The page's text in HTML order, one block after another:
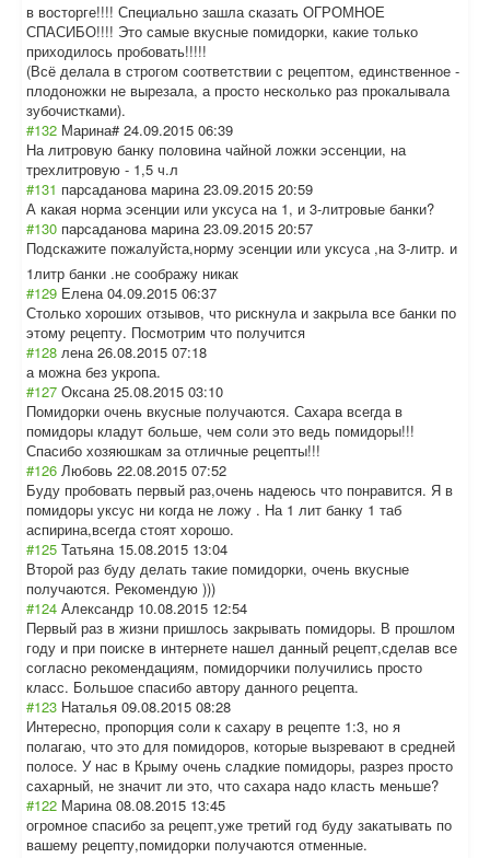
в восторге!!!! Специально зашла сказать ОГРОМНОЕ
СПАСИБО!!!! Это самые вкусные помидорки, какие только
приходилось пробовать!!!!!
(Всё делала в строгом соответствии с рецептом, единственное -
плодоножки не вырезала, а просто несколько раз прокалывала
зубочистками).
#132 Марина# 24.09.2015 06:39
На литровую банку половина чайной ложки эссенции, на
трехлитровую - 1,5 ч.л
#131 парсаданова марина 23.09.2015 20:59
А какая норма эсенции или уксуса на 1, и 3-литровые банки?
#130 парсаданова марина 23.09.2015 20:57
Подскажите пожалуйста,норму эсенции или уксуса ,на 3-литр. и
1литр банки .не соображу никак
#129 Елена 04.09.2015 06:37
Столько хороших отзывов, что рискнула и закрыла все банки по
этому рецепту. Посмотрим что получится
#128 лена 26.08.2015 07:18
а можна без укропа.
#127 Оксана 25.08.2015 03:10
Помидорки очень вкусные получаются. Сахара всегда в
помидоры кладут больше, чем соли это ведь помидоры!!!
Спасибо хозяюшкам за отличные рецепты!!!
#126 Любовь 22.08.2015 07:52
Буду пробовать первый раз,очень надеюсь что понравится. Я в
помидоры уксус ни когда не ложу . На 1 лит банку 1 таб
аспирина,всегда стоят хорошо.
#125 Татьяна 15.08.2015 13:04
Второй раз буду делать такие помидорки, очень вкусные
получаются. Рекомендую )))
#124 Александр 10.08.2015 12:54
Первый раз в жизни пришлось закрывать помидоры. В прошлом
году и при поиске в интернете нашел данный рецепт,сделав все
согласно рекомендациям, помидорчики получились просто
класс. Большое спасибо автору данного рецепта.
#123 Наталья 09.08.2015 08:28
Интересно, пропорция соли к сахару в рецепте 1:3, но я
полагаю, что это для помидоров, которые вызревают в средней
полосе. У нас в Крыму очень сладкие помидоры, разрез просто
сахарный, не значит ли это, что сахара надо класть меньше?
#122 Марина 08.08.2015 13:45
огромное спасибо за рецепт,уже третий год буду закатывать по
вашему рецепту,помидорки получаются отменные.